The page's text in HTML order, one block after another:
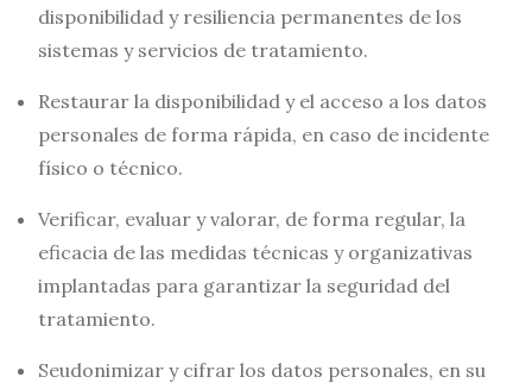
disponibilidad y resiliencia permanentes de los
sistemas y servicios de tratamiento.
Restaurar la disponibilidad y el acceso a los datos
personales de forma rápida, en caso de incidente
físico o técnico.
Verificar, evaluar y valorar, de forma regular, la
eficacia de las medidas técnicas y organizativas
implantadas para garantizar la seguridad del
tratamiento.
Seudonimizar y cifrar los datos personales, en su